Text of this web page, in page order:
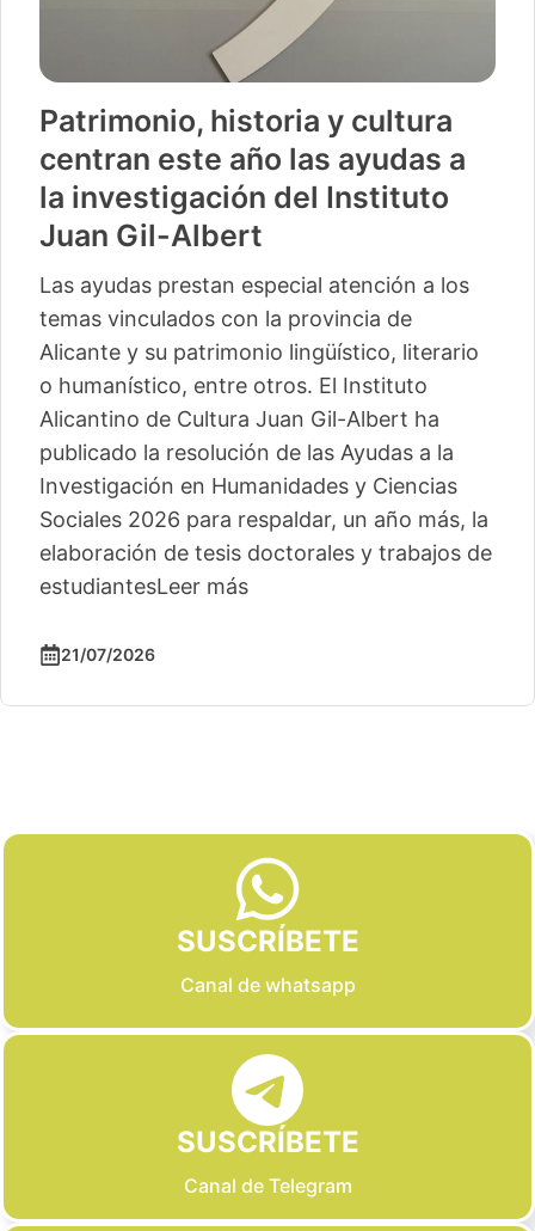
Patrimonio, historia y cultura
centran este año las ayudas a
la investigación del Instituto
Juan Gil-Albert
Las ayudas prestan especial atención a los
temas vinculados con la provincia de
Alicante y su patrimonio lingüístico, literario
o humanístico, entre otros. El Instituto
Alicantino de Cultura Juan Gil-Albert ha
publicado la resolución de las Ayudas a la
Investigación en Humanidades y Ciencias
Sociales 2026 para respaldar, un año más, la
elaboración de tesis doctorales y trabajos de
estudiantesLeer más
21/07/2026
SUSCRÍBETE
Canal de whatsapp
SUSCRÍBETE
Canal de Telegram